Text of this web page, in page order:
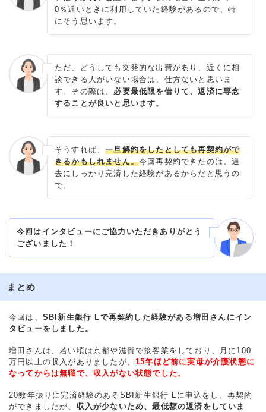
0％近いときに利用していた経験があるので、特
にそう思います。
ただ、どうしても突発的な出費があり、近くに相
談できる人がいない場合は、仕方ないと思いま
す。その際は、 必要最低限を借りて、返済に専念
することが良いと思います。
そうすれば、一旦解約をしたとしても再契約がで
きるかもしれません。今回再契約できたのは、過
去にしっかり完済した経験があるからだと思うの
で。
今回はインタビューにご協力いただきありがとう
ございました！
まとめ
今回は、 SBI新生銀行 Lで再契約した経験がある増田さんにイン
タビューをしました。
増田さんは、若い頃は京都や滋賀で接客業をしており、月に100
万円以上の収入がありましたが、 15年ほど前に実母が介護状態に
なってからは無職で、収入がない状態でした。
20数年振りに完済経験のあるSBI新生銀行 Lに申込をし、再契約
ができましたが、 収入が少ないため、最低額の返済をしていま